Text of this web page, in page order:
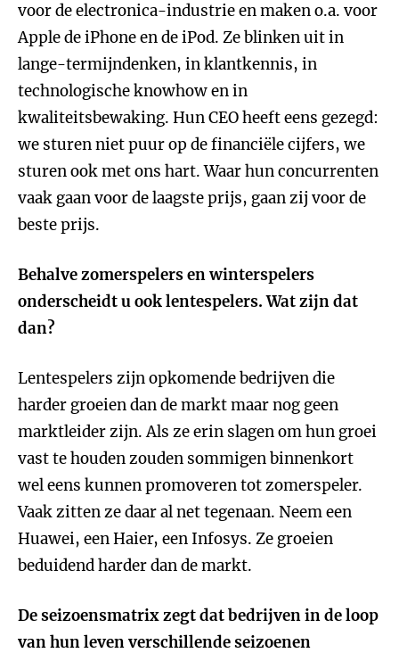
voor de electronica-industrie en maken o.a. voor
Apple de iPhone en de iPod. Ze blinken uit in
lange-termijndenken, in klantkennis, in
technologische knowhow en in
kwaliteitsbewaking. Hun CEO heeft eens gezegd:
we sturen niet puur op de financiële cijfers, we
sturen ook met ons hart. Waar hun concurrenten
vaak gaan voor de laagste prijs, gaan zij voor de
beste prijs.
Behalve zomerspelers en winterspelers
onderscheidt u ook lentespelers. Wat zijn dat
dan?
Lentespelers zijn opkomende bedrijven die
harder groeien dan de markt maar nog geen
marktleider zijn. Als ze erin slagen om hun groei
vast te houden zouden sommigen binnenkort
wel eens kunnen promoveren tot zomerspeler.
Vaak zitten ze daar al net tegenaan. Neem een
Huawei, een Haier, een Infosys. Ze groeien
beduidend harder dan de markt.
De seizoensmatrix zegt dat bedrijven in de loop
van hun leven verschillende seizoenen